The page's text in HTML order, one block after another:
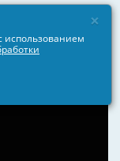
этого видео.
Colobridge×
использованием